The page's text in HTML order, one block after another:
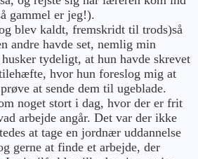
gammel er jeg!).
blev kaldt, fremskridt til trods)så
andre havde set, nemlig min
tydeligt, at hun havde skrevet
hvor hun foreslog mig at
at sende dem til ugeblade.
noget stort i dag, hvor der er frit
arbejde angår. Det var der ikke
at tage en jordnær uddannelse
gerne at finde et arbejde, der